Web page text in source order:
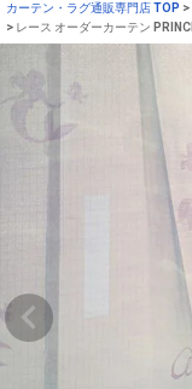
カーテン・ラグ通販専門店 TOP
レース オーダーカーテン